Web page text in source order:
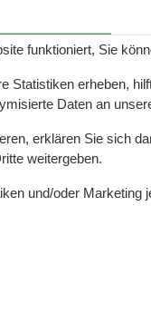
lassen sich bei
man im
zu werden. Neben
mit den Wegen
bieten Ihnen eine
funktioniert, Sie
Statistiken erheben,
Daten an
erklären Sie sich
weitergeben.
und/oder Marketing